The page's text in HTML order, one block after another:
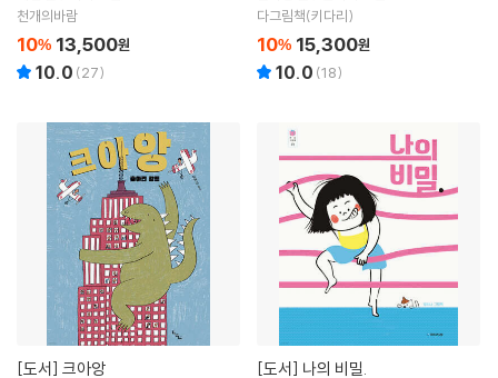
천개의바람
10% 13,500원
10.0 (27)
다그림책(키다리)
10% 15,300원
10.0 (18)
[도서] 크아앙 [도서] 나의 비밀.